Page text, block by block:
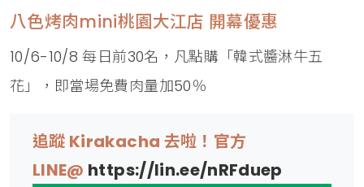
八色烤肉mini桃園大江店 開幕優惠
10/6-10/8 每日前30名，凡點購「韓式醬淋牛五
花」，即當場免費肉量加50％
追蹤 Kirakacha 去啦！官方
LINE@ https://lin.ee/nRFduep